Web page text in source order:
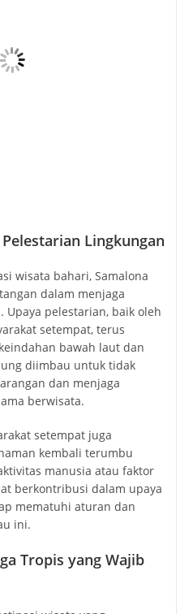
dan menjaga
setempat juga
kembali terumbu
manusia atau faktor
berkontribusi dalam upaya
mematuhi aturan dan
ini.
wisata yang
dan pengalaman laut
di terumbu karang yang
laut segar di tepi
segalanya untuk
di surga tropis.
pemandangan alam